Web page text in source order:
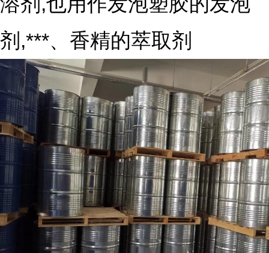
剂,***、香精的萃取剂